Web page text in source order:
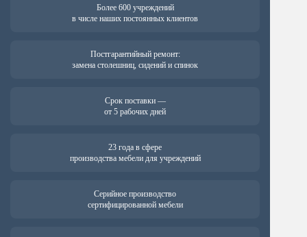
Более 600 учреждений
в числе наших постоянных клиентов
Постгарантийный ремонт:
замена столешниц, сидений и спинок
Срок поставки —
от 5 рабочих дней
23 года в сфере
производства мебели для учреждений
Серийное производство
сертифицированной мебели